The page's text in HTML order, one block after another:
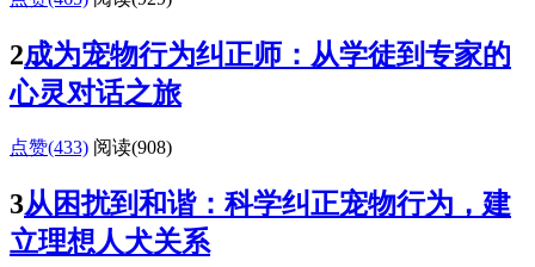
2成为宠物行为纠正师：从学徒到专家的
心灵对话之旅
点赞(433) 阅读(908)
3从困扰到和谐：科学纠正宠物行为，建
立理想人犬关系